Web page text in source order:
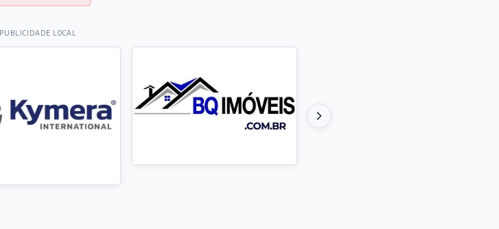
PUBLICIDADE LOCAL